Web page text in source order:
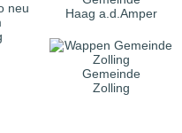
Haag a.d.Amper
Gemeinde
Zolling